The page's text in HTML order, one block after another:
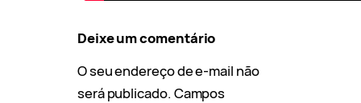
Deixe um comentário
O seu endereço de e-mail não
será publicado. Campos